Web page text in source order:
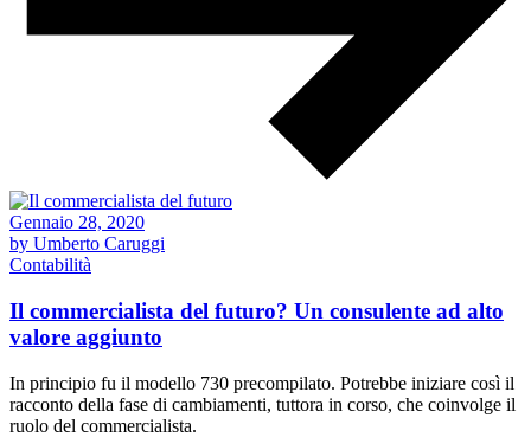
Gennaio 28, 2020
by Umberto Caruggi
Contabilità
Il commercialista del futuro? Un consulente ad alto
valore aggiunto
In principio fu il modello 730 precompilato. Potrebbe iniziare così il
racconto della fase di cambiamenti, tuttora in corso, che coinvolge il
ruolo del commercialista.